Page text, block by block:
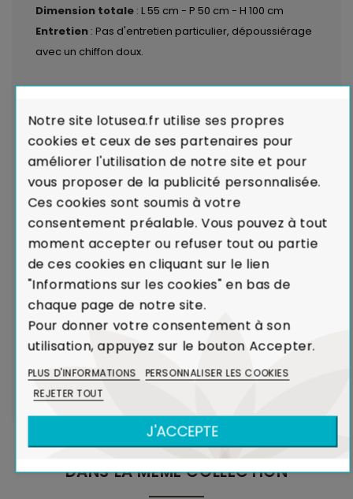
Dimension totale : L 55 cm - P 50 cm - H 100 cm
Entretien : Pas d'entretien particulier, dépoussiérage
avec un chiffon doux.
modalités de livraison
Garantie de Conformité : Satisfait ou
En cas de défaut majeur sur un produit
reçu ou de non-conformité par rapport à votre
commande, nous remplaçons aussitôt votre meuble.
Voir Charte de Qualité
Dans le cadre de la production de caoutchouc,
l'Hévéa était un arbre voué à l'incinération.
Le recyclage de l'Hévéa dans la réalisation de
meubles contribue ainsi à limiter l'émission de
CO₂ dans l'atmosphère.
DANS LA MÊME COLLECTION
Notre site lotusea.fr utilise ses propres
cookies et ceux de ses partenaires pour
améliorer l'utilisation de notre site et pour
vous proposer de la publicité personnalisée.
Ces cookies sont soumis à votre
consentement préalable. Vous pouvez à tout
moment accepter ou refuser tout ou partie
de ces cookies en cliquant sur le lien
"Informations sur les cookies" en bas de
chaque page de notre site.
Pour donner votre consentement à son
utilisation, appuyez sur le bouton Accepter.
PLUS D'INFORMATIONS
PERSONNALISER LES COOKIES
REJETER TOUT
J'ACCEPTE